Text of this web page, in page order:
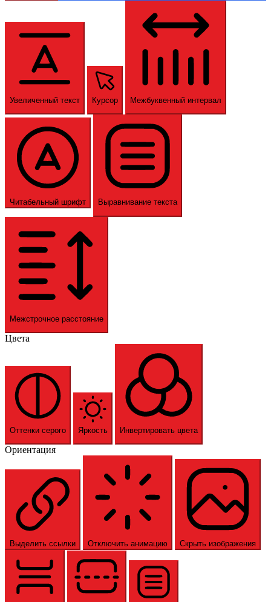
Увеличенный текст Курсор Межбуквенный интервал
Читабельный шрифт Выравнивание текста
Межстрочное расстояние
Цвета
Оттенки серого Яркость Инвертировать цвета
Ориентация
Выделить ссылки Отключить анимацию Скрыть изображения